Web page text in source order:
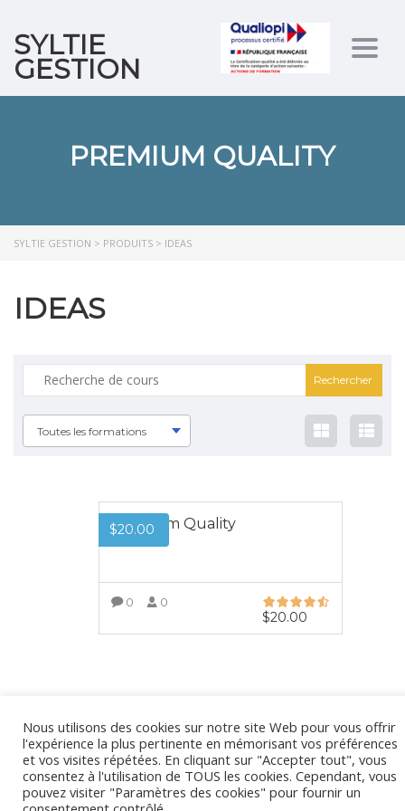
SYLTIE
GESTION
PREMIUM QUALITY
SYLTIE GESTION > PRODUITS > IDEAS
IDEAS
Toutes les formations
$20.00
Premium Quality
0 0
$20.00
Nous utilisons des cookies sur notre site Web pour vous offrir
l'expérience la plus pertinente en mémorisant vos préférences
et vos visites répétées. En cliquant sur "Accepter tout", vous
consentez à l'utilisation de TOUS les cookies. Cependant, vous
pouvez visiter "Paramètres des cookies" pour fournir un